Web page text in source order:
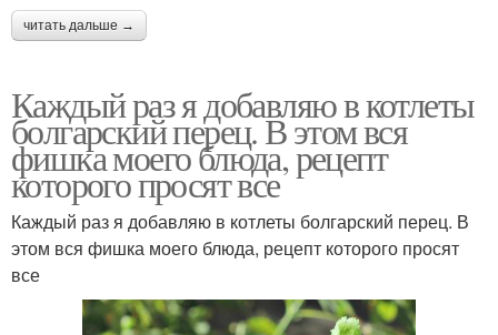
читать дальше →
Каждый раз я добавляю в котлеты
болгарский перец. В этом вся
фишка моего блюда, рецепт
которого просят все
Каждый раз я добавляю в котлеты болгарский перец. В
этом вся фишка моего блюда, рецепт которого просят
все